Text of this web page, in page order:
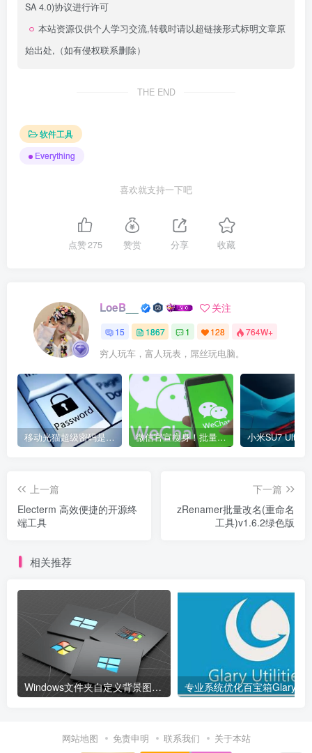
SA 4.0)协议进行许可
本站资源仅供个人学习交流,转载时请以超链接形式标明文章原
始出处,（如有侵权联系删除）
THE END
软件工具
Everything
喜欢就支持一下吧
点赞275 赞赏 分享 收藏
LoeB__ 关注
15 1867 1 128 764W+
穷人玩车，富人玩表，屌丝玩电脑。
移动光猫超级密码是多少？移动光猫超级管理员后台账号与密码 微信官宣瘦身！批量清理原图新功能来了 安卓、iOS均可使用
上一篇
Electerm 高效便捷的开源终
端工具
下一篇
zRenamer批量改名(重命名
工具)v1.6.2绿色版
相关推荐
Windows文件夹自定义背景图片设置工具
网站地图 免责申明 联系我们 关于本站